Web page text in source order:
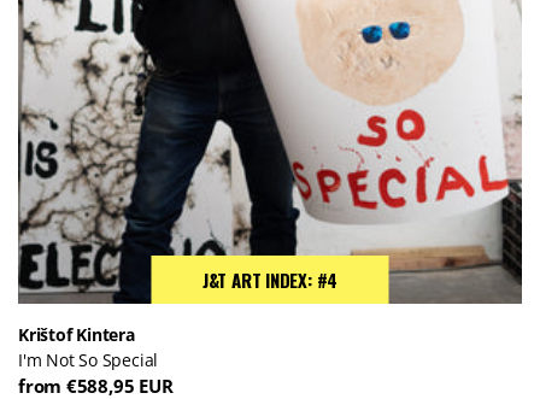
J&T ART INDEX: #4
Krištof Kintera
I'm Not So Special
from €588,95 EUR